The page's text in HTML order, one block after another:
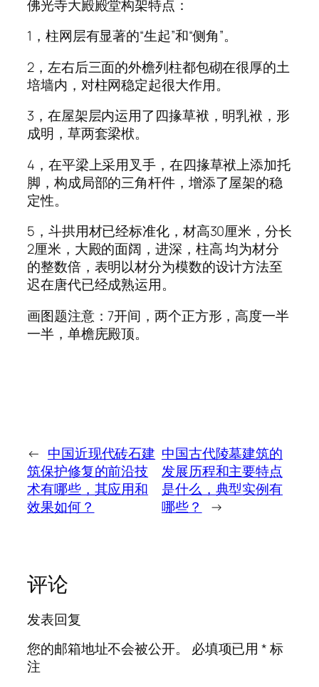
佛光寺大殿殿堂构架特点：
1，柱网层有显著的“生起”和“侧角”。
2，左右后三面的外檐列柱都包砌在很厚的土
培墙内，对柱网稳定起很大作用。
3，在屋架层内运用了四掾草袱，明乳袱，形
成明，草两套梁栿。
4，在平梁上采用叉手，在四掾草袱上添加托
脚，构成局部的三角杆件，增添了屋架的稳
定性。
5，斗拱用材已经标准化，材高30厘米，分长
2厘米，大殿的面阔，进深，柱高 均为材分
的整数倍，表明以材分为模数的设计方法至
迟在唐代已经成熟运用。
画图题注意：7开间，两个正方形，高度一半
一半，单檐庑殿顶。
← 中国近现代砖石建
筑保护修复的前沿技
术有哪些，其应用和
效果如何？
中国古代陵墓建筑的
发展历程和主要特点
是什么，典型实例有
哪些？
→
评论
发表回复
您的邮箱地址不会被公开。
必填项已用*标
注